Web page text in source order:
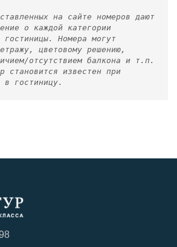
на сайте номеров дают
о каждой категории
гостиницы. Номера могут
цветовому решению,
отсутствием балкона и т.п.
становится известен при
в гостиницу.